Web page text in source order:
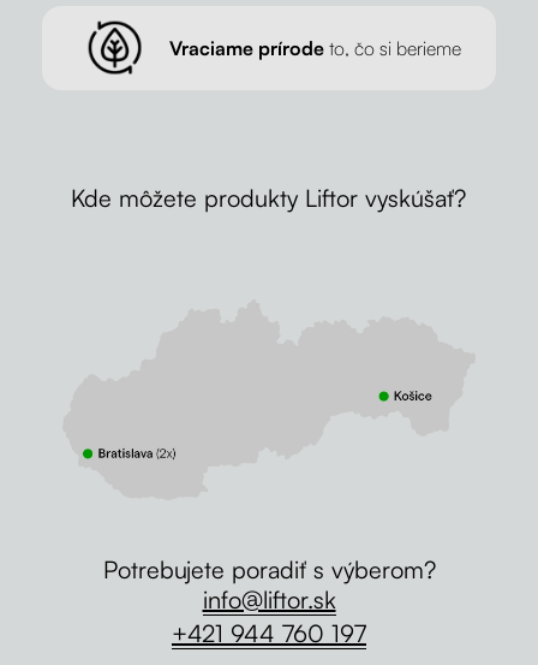
Vraciame prírodeto, čo si berieme
Kde môžete produkty Liftor vyskúšať?
Potrebujete poradiť s výberom?
info@liftor.sk
+421 944 760 197